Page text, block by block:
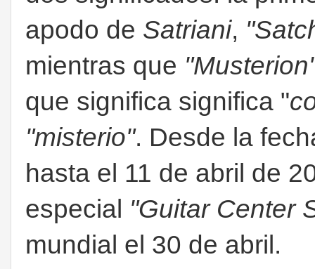
apodo de Satriani,
mientras que
que significa significa "
"misterio". Desde la
hasta el 11 de abril de
especial "Guitar Center
mundial el 30 de abril.